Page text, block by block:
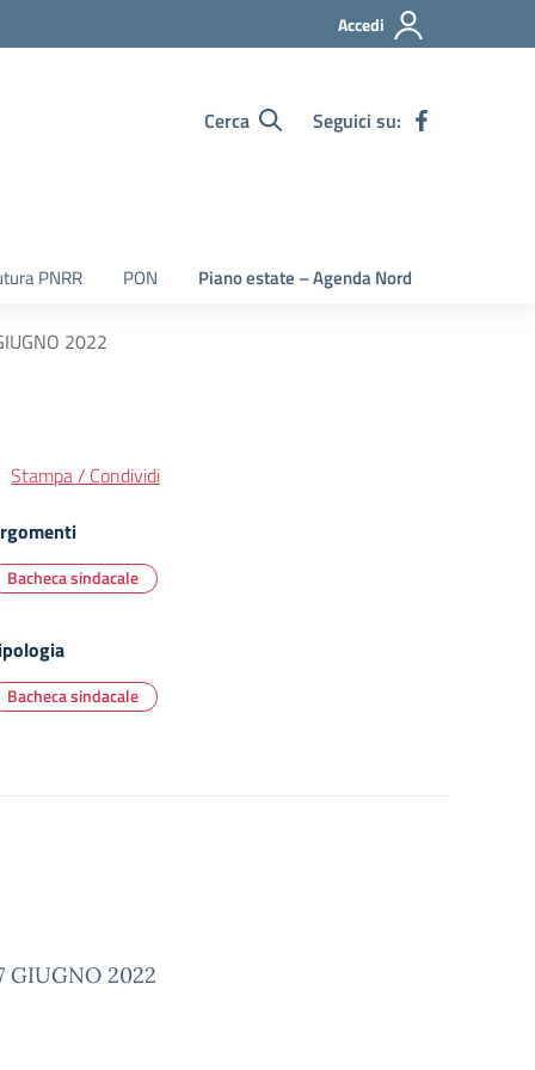
Accedi
Cerca Seguici su:
PNRR PON Piano estate – Agenda Nord
2022
Stampa / Condividi
Bacheca sindacale
Bacheca sindacale
GIUGNO 2022